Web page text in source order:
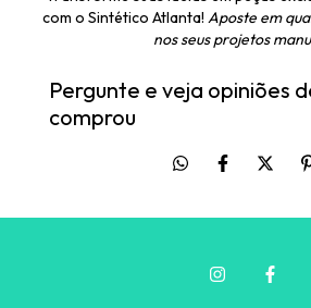
com o Sintético Atlanta! Aposte em
nos seus projetos
Pergunte e veja opiniões
comprou